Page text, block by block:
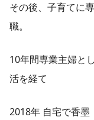
その後、子育てに
職。
10年間専業主婦と
活を経て
2018年 自宅で香墨